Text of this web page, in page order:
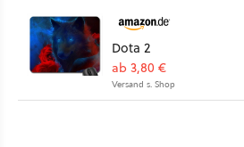
Dota 2
ab 3,80 €
Versand s. Shop